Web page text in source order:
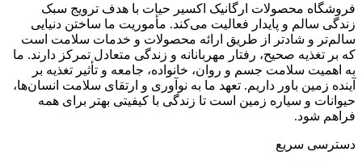
فروشگاه محصولات ارگانیک اکسیر حیات با هدف ترویج سبک
زندگی سالم و پایدار فعالیت می‌کند. مأموریت ما ساختن دنیایی
سالم‌تر و شادتر از طریق ارائه محصولات و خدمات سلامت است
که بر تغذیه صحیح، رفتار مهربانانه و زندگی متعادل تمرکز دارند. ما
به اهمیت سلامت جسم و روان، خانواده، جامعه و تأثیر تغذیه بر
آینده زمین باور داریم. تعهد ما به نوآوری و ارتقای سلامت انسان‌ها،
حیوانات و سیاره زمین است تا زندگی با کیفیتی بهتر برای همه
فراهم شود.
دسترسی سریع